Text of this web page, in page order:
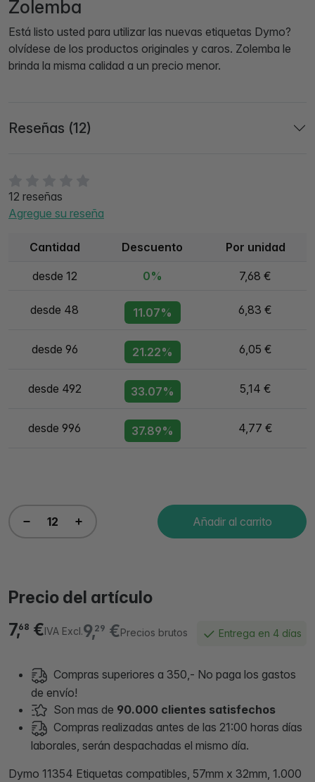
12 reseñas
Agregue su reseña
Cantidad Descuento Por unidad
desde 12 0% 7,68 €
desde 48 11.07% 6,83 €
desde 96 21.22% 6,05 €
desde 492 33.07% 5,14 €
desde 996 37.89% 4,77 €
Añadir al carrito
Precio del artículo
9,29 €Precios brutos
7,68 €IVA Excl. Entrega en 4 días
Compras superiores a 350,- No paga los gastos
de envío!
Son mas de 90.000 clientes satisfechos
Compras realizadas antes de las 21:00 horas días
laborales, serán despachadas el mismo día.
Dymo 11354 Etiquetas compatibles, 57mm x 32mm, 1.000
Zolemba
Está listo usted para utilizar las nuevas etiquetas Dymo?
olvídese de los productos originales y caros. Zolemba le
brinda la misma calidad a un precio menor.
Reseñas (12)